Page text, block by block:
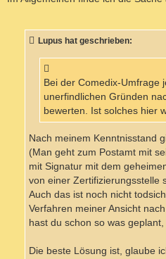
Lupus hat geschrieben:
Bei der Comedix-Umfrage
unerfindlichen Gründen
bewerten. Ist solches hier
Nach meinem Kenntnisstand
(Man geht zum Postamt mit
mit Signatur mit dem
von einer Zertifizierungsstelle
Auch das ist noch nicht
Verfahren meiner Ansicht
hast du schon so was
Die beste Lösung ist, glaube